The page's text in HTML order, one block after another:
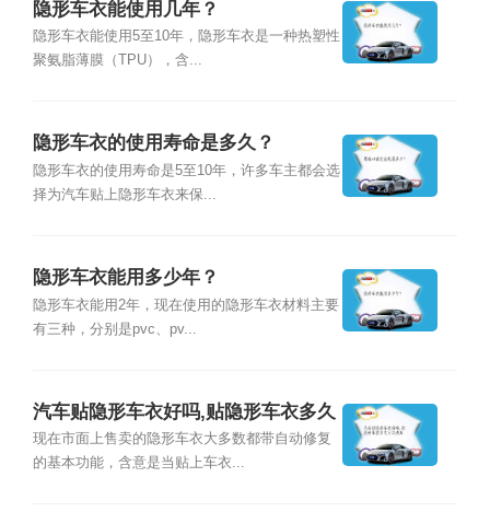
隐形车衣能使用几年？
隐形车衣能使用5至10年，隐形车衣是一种热塑性
聚氨脂薄膜（TPU），含...
隐形车衣的使用寿命是多久？
隐形车衣的使用寿命是5至10年，许多车主都会选
择为汽车贴上隐形车衣来保...
隐形车衣能用多少年？
隐形车衣能用2年，现在使用的隐形车衣材料主要
有三种，分别是pvc、pv...
汽车贴隐形车衣好吗,贴隐形车衣多久
可以洗车
现在市面上售卖的隐形车衣大多数都带自动修复
的基本功能，含意是当贴上车衣...